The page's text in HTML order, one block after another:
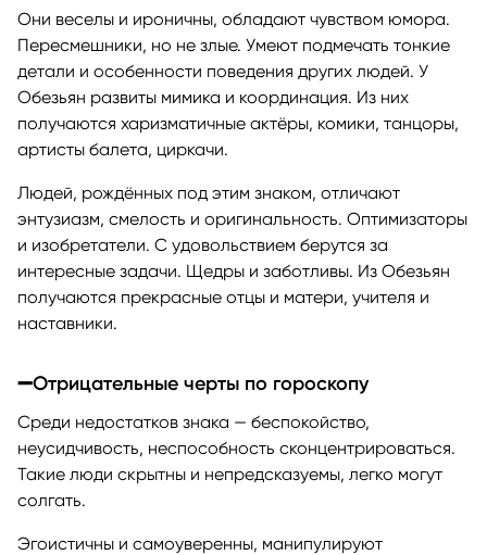
Они веселы и ироничны, обладают чувством юмора.
Пересмешники, но не злые. Умеют подмечать тонкие
детали и особенности поведения других людей. У
Обезьян развиты мимика и координация. Из них
получаются харизматичные актёры, комики, танцоры,
артисты балета, циркачи.
Людей, рождённых под этим знаком, отличают
энтузиазм, смелость и оригинальность. Оптимизаторы
и изобретатели. С удовольствием берутся за
интересные задачи. Щедры и заботливы. Из Обезьян
получаются прекрасные отцы и матери, учителя и
наставники.
➖Отрицательные черты по гороскопу
Среди недостатков знака — беспокойство,
неусидчивость, неспособность сконцентрироваться.
Такие люди скрытны и непредсказуемы, легко могут
солгать.
Эгоистичны и самоуверенны, манипулируют